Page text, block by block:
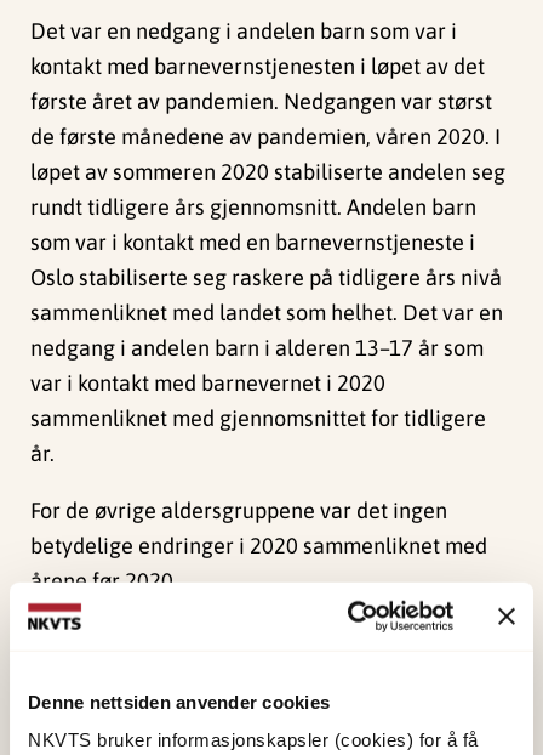
Denne nettsiden anvender cookies
NKVTS bruker informasjonskapsler (cookies) for å få
Det var en nedgang i andelen barn som var i
kontakt med barnevernstjenesten i løpet av det
første året av pandemien. Nedgangen var størst
de første månedene av pandemien, våren 2020. I
løpet av sommeren 2020 stabiliserte andelen seg
rundt tidligere års gjennomsnitt. Andelen barn
som var i kontakt med en barnevernstjeneste i
Oslo stabiliserte seg raskere på tidligere års nivå
sammenliknet med landet som helhet. Det var en
nedgang i andelen barn i alderen 13–17 år som
var i kontakt med barnevernet i 2020
sammenliknet med gjennomsnittet for tidligere
år.
For de øvrige aldersgruppene var det ingen
betydelige endringer i 2020 sammenliknet med
årene før 2020.
Hvem som melder og hva meldingene omhandlet
endringene var ikke veldig store. Det er en
nedgang i andelen barn det meldes bekymring